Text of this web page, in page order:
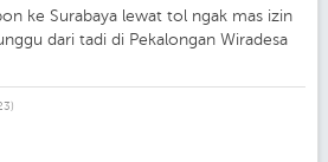
ke Surabaya lewat tol ngak mas izin
dari tadi di Pekalongan Wiradesa